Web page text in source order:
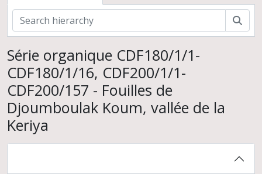
Série organique CDF180/1/1-
CDF180/1/16, CDF200/1/1-
CDF200/157 - Fouilles de
Djoumboulak Koum, vallée de la
Keriya